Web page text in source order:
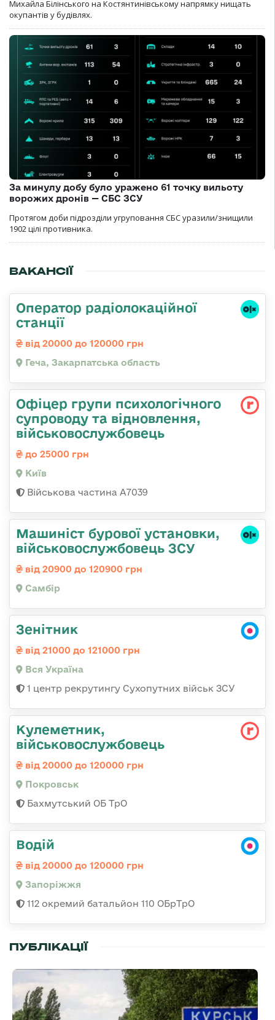
Михайла Білінського на Костянтинівському напрямку нищать
окупантів у будівлях.
За минулу добу було уражено 61 точку вильоту
ворожих дронів — СБС ЗСУ
Протягом доби підрозділи угруповання СБС уразили/знищили
1902 цілі противника.
ВАКАНСІЇ
Оператор радіолокаційної
станції
від 20000 до 120000 грн
Геча, Закарпатська область
Офіцер групи психологічного
супроводу та відновлення,
військовослужбовець
до 25000 грн
Київ
Військова частина А7039
Машиніст бурової установки,
військовослужбовець ЗСУ
від 20900 до 120900 грн
Самбір
Зенітник
від 21000 до 121000 грн
Вся Україна
1 центр рекрутингу Сухопутних військ ЗСУ
Кулеметник,
військовослужбовець
від 20000 до 120000 грн
Покровськ
Бахмутський ОБ ТрО
Водій
від 20000 до 120000 грн
Запоріжжя
112 окремий батальйон 110 ОБрТрО
ПУБЛІКАЦІЇ